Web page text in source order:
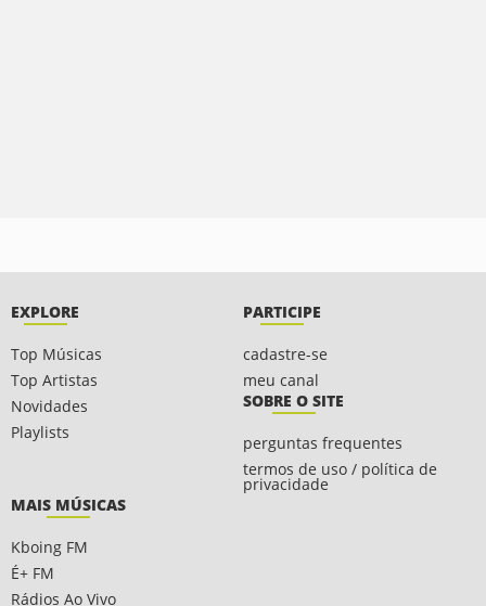
EXPLORE
Top Músicas
Top Artistas
Novidades
Playlists
PARTICIPE
cadastre-se
meu canal
SOBRE O SITE
perguntas frequentes
termos de uso / política de
privacidade
MAIS MÚSICAS
Kboing FM
É+ FM
Rádios Ao Vivo